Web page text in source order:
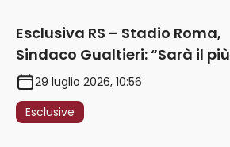
Esclusiva RS – Stadio Roma,
Sindaco Gualtieri: “Sarà il più
iconico del mondo. Assoluta
unità politica. Prima pietra nel
2027. Ricorsi strumentali?
29 luglio 2026, 10:56
Esclusive